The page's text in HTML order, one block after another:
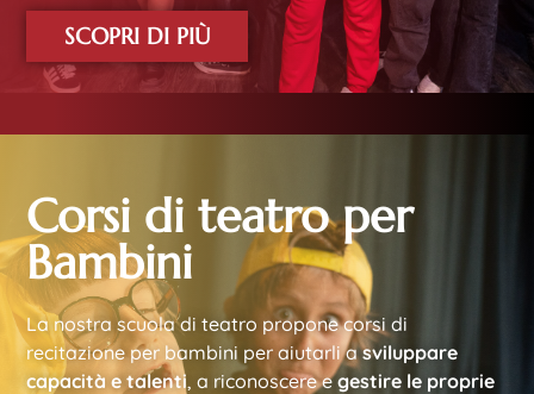
SCOPRI DI PIÙ
Corsi di teatro per
Bambini
La nostra scuola di teatro propone corsi di
recitazione per bambini per aiutarli asviluppare
capacità e talenti, a riconoscere egestire le proprie